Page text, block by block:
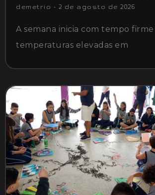
demetrio 2 de agosto de 2026
A semana inicia com tempo firme
temperaturas elevadas em